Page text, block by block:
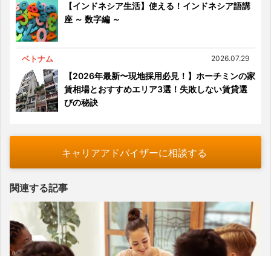
【インドネシア生活】使える！インドネシア語講
座 ～ 数字編 ～
ベトナム 2026.07.29
【2026年最新〜現地採用必見！】ホーチミンの家
賃相場とおすすめエリア3選！失敗しない賃貸選
びの秘訣
キャリアアドバイザーに相談する
関連する記事